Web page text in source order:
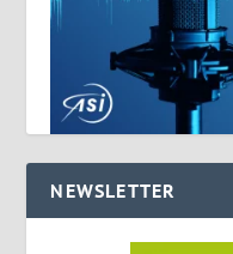
NEWSLETTER